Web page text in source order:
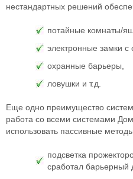
нестандартных решений
потайные комнаты/
электронные замки с
охранные барьеры,
ловушки и т.д.
Еще одно преимущество
работа со всеми системами
использовать пассивные
подсветка
сработал барьерный